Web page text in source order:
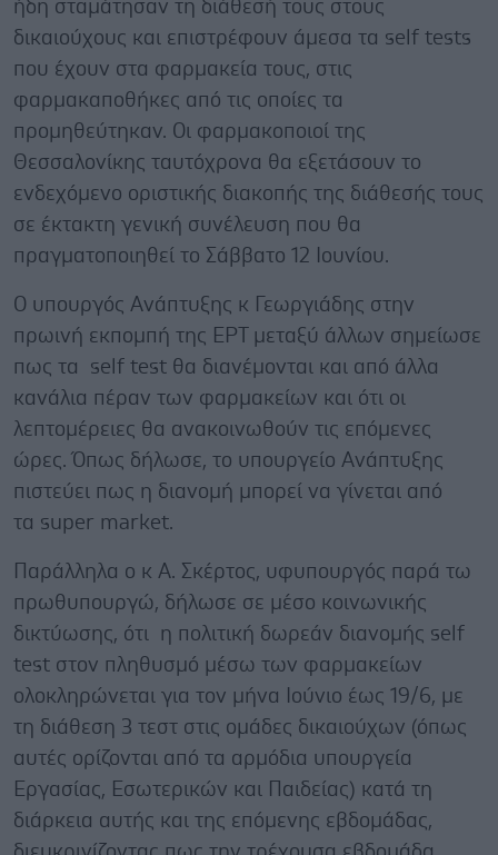
ήδη σταμάτησαν τη διάθεσή τους στους
δικαιούχους και επιστρέφουν άμεσα τα self tests
που έχουν στα φαρμακεία τους, στις
φαρμακαποθήκες από τις οποίες τα
προμηθεύτηκαν. Οι φαρμακοποιοί της
Θεσσαλονίκης ταυτόχρονα θα εξετάσουν το
ενδεχόμενο οριστικής διακοπής της διάθεσής τους
σε έκτακτη γενική συνέλευση που θα
πραγματοποιηθεί το Σάββατο 12 Ιουνίου.
Ο υπουργός Ανάπτυξης κ Γεωργιάδης στην
πρωινή εκπομπή της ΕΡΤ μεταξύ άλλων σημείωσε
πως τα self test θα διανέμονται και από άλλα
κανάλια πέραν των φαρμακείων και ότι οι
λεπτομέρειες θα ανακοινωθούν τις επόμενες
ώρες. Όπως δήλωσε, το υπουργείο Ανάπτυξης
πιστεύει πως η διανομή μπορεί να γίνεται από
τα super market.
Παράλληλα ο κ Α. Σκέρτος, υφυπουργός παρά τω
πρωθυπουργώ, δήλωσε σε μέσο κοινωνικής
δικτύωσης, ότι η πολιτική δωρεάν διανομής self
test στον πληθυσμό μέσω των φαρμακείων
ολοκληρώνεται για τον μήνα Ιούνιο έως 19/6, με
τη διάθεση 3 τεστ στις ομάδες δικαιούχων (όπως
αυτές ορίζονται από τα αρμόδια υπουργεία
Εργασίας, Εσωτερικών και Παιδείας) κατά τη
διάρκεια αυτής και της επόμενης εβδομάδας,